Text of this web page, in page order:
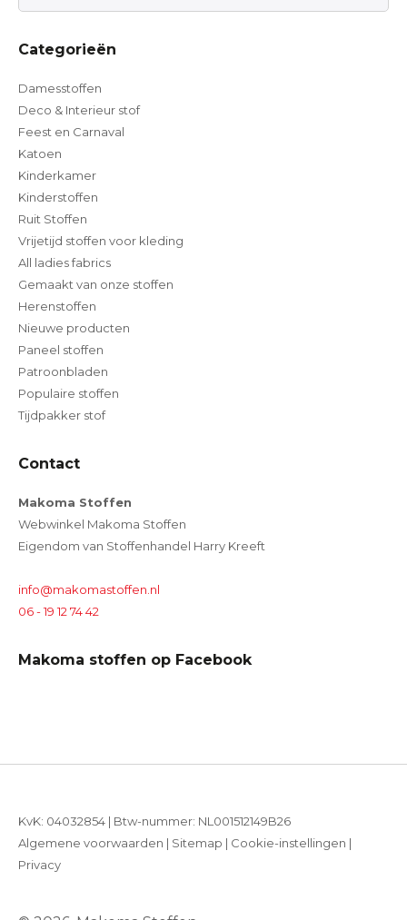
Categorieën
Damesstoffen
Deco & Interieur stof
Feest en Carnaval
Katoen
Kinderkamer
Kinderstoffen
Ruit Stoffen
Vrijetijd stoffen voor kleding
All ladies fabrics
Gemaakt van onze stoffen
Herenstoffen
Nieuwe producten
Paneel stoffen
Patroonbladen
Populaire stoffen
Tijdpakker stof
Contact
Makoma Stoffen
Webwinkel Makoma Stoffen
Eigendom van Stoffenhandel Harry Kreeft
info@makomastoffen.nl
06 - 19 12 74 42
Makoma stoffen op Facebook
KvK: 04032854 | Btw-nummer: NL001512149B26
Algemene voorwaarden | Sitemap | Cookie-instellingen |
Privacy